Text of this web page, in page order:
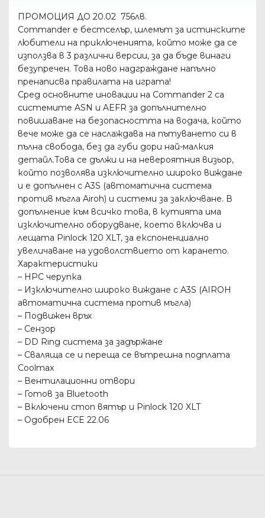
ПРОМОЦИЯ ДО 20.02 756лв.
Commander е бестселър, шлемът за истинските
любители на приключенията, който може да се
използва в 3 различни версии, за да бъде винаги
безупречен. Това ново надграждане напълно
пренаписва правилата на играта!
Сред основните иновации на Commander 2 са
системите ASN и AEFR за допълнително
повишаване на безопасността на водача, който
вече може да се наслаждава на пътуването си в
пълна свобода, без да губи дори най-малкия
детайл.Това се дължи и на невероятния визьор,
който позволява изключително широко виждане
и е допълнен с A3S (автоматична система
против мъгла Airoh) и системи за заключване. В
допълнение към всичко това, в кутията има
изключително оборудване, което включва и
лещата Pinlock 120 XLT, за експоненциално
увеличаване на удоволствието от карането.
Характеристики
– HPC черупка
– Изключително широко виждане с A3S (AIROH
автоматична система против мъгла)
– Подвижен връх
– Сензор
– DD Ring система за задържане
– Сваляща се и переща се вътрешна подплата
Coolmax
– Вентилационни отвори
– Готов за Bluetooth
– Включени стоп вятър и Pinlock 120 XLT
– Одобрен ECE 22.06